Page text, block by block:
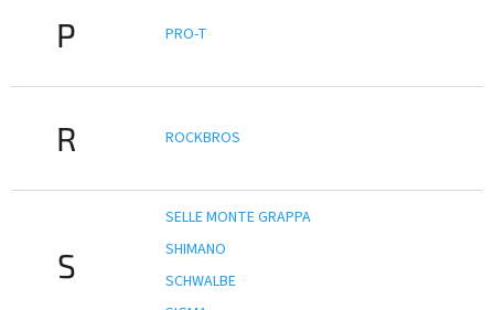
P PRO-T
R ROCKBROS
S
SELLE MONTE GRAPPA
SHIMANO
SCHWALBE